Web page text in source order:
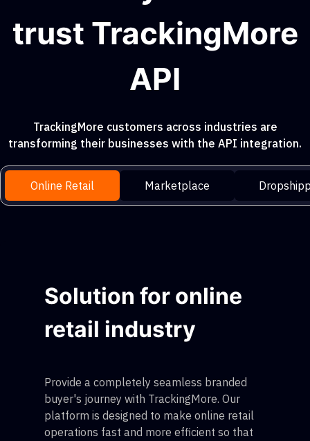
trust TrackingMore
API
TrackingMore customers across industries are
transforming their businesses with the API integration.
Online Retail Marketplace
Solution for online
retail industry
Provide a completely seamless branded
buyer's journey with TrackingMore. Our
platform is designed to make online retail
operations fast and more efficient so that